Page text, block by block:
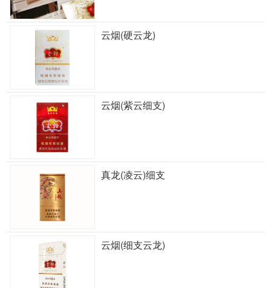
云烟(硬云龙)
云烟(紫云细支)
真龙(凌云)细支
云烟(细支云龙)